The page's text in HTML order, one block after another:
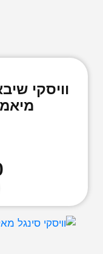
וויסקי
מיאמי